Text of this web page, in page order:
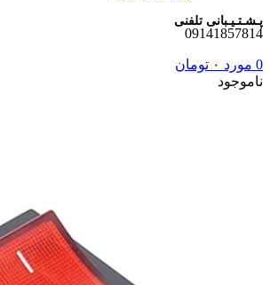
پـشـتـیـبانی تلفنی
09141857814
0 مورد ۰ تومان
ناموجود